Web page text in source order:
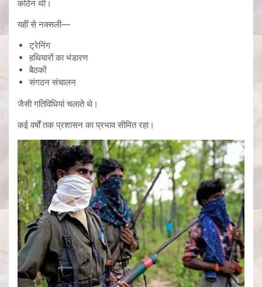
कठिन थी।
यहीं से नक्सली—
ट्रेनिंग
हथियारों का भंडारण
बैठकों
संगठन संचालन
जैसी गतिविधियां चलाते थे।
कई वर्षों तक प्रशासन का प्रभाव सीमित रहा।